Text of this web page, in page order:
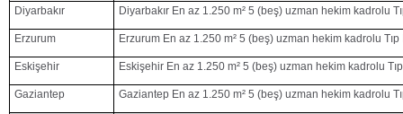
Diyarbakır Diyarbakır En az 1.250 m² 5 (beş) uzman hekim kadrolu
Erzurum Erzurum En az 1.250 m² 5 (beş) uzman hekim kadrolu Tıp
Eskişehir Eskişehir En az 1.250 m² 5 (beş) uzman hekim kadrolu
Gaziantep Gaziantep En az 1.250 m² 5 (beş) uzman hekim kadrolu